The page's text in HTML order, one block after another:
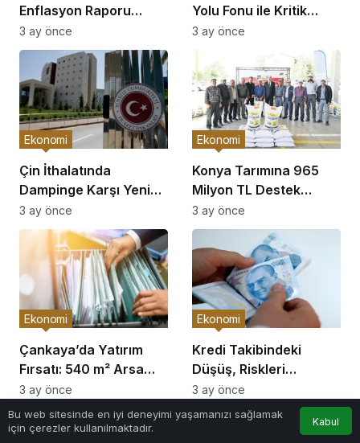
Enflasyon Raporu
Açıklaması
3 ay önce
Yolu Fonu ile Kritik
Görüşme
3 ay önce
Çin İthalatında
Dampinge Karşı Yeni
Önlemler!
Ekonomi
3 ay önce
Konya Tarımına 965
Milyon TL Destek
Açıklaması
Ekonomi
3 ay önce
Çankaya’da Yatırım
Fırsatı: 540 m² Arsa
Satışı
Ekonomi
3 ay önce
Kredi Takibindeki
Düşüş, Riskleri
Artırıyor!
Ekonomi
3 ay önce
Bu web sitesinde en iyi deneyimi yaşamanızı sağlamak
için çerezler kullanılmaktadır.
Kabul